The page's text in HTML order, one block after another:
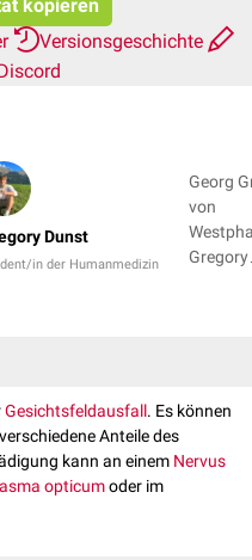
kopieren
Versionsgeschichte
Dunst
in der Humanmedizin
Georg
von
Gregory
Gesichtsfeldausfall. Es können
Anteile des
kann an einem Nervus
opticumoder im